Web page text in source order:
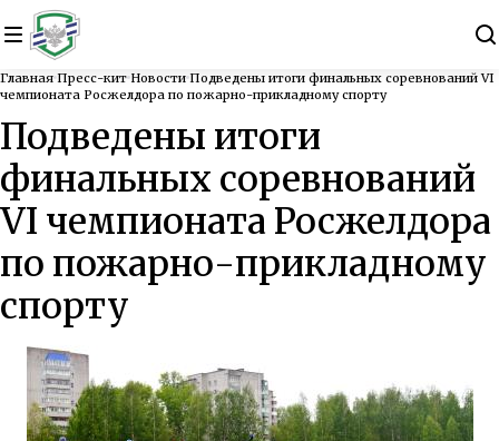
Главная Пресс-кит Новости Подведены итоги финальных соревнований VI
чемпионата Росжелдора по пожарно-прикладному спорту
Подведены итоги
финальных соревнований
VI чемпионата Росжелдора
по пожарно-прикладному
спорту